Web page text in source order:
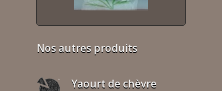
Nos autres produits
Yaourt de chèvre